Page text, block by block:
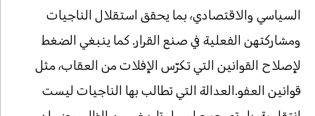
السياسي والاقتصادي، بما يحقق استقلال الناجيات
ومشاركتهن الفعلية في صنع القرار. كما ينبغي الضغط
لإصلاح القوانين التي تكرّس الإفلات من العقاب، مثل
قوانين العفو.العدالة التي تطالب بها الناجيات ليست